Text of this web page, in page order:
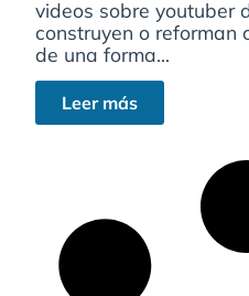
videos sobre youtuber
construyen o reforman
de una forma...
Leer más